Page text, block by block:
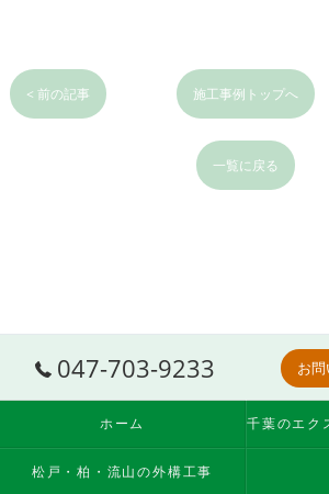
< 前の記事 施工事例トップへ
一覧に戻る
047-703-9233 お
ホーム
松戸・柏・流山の外構工事